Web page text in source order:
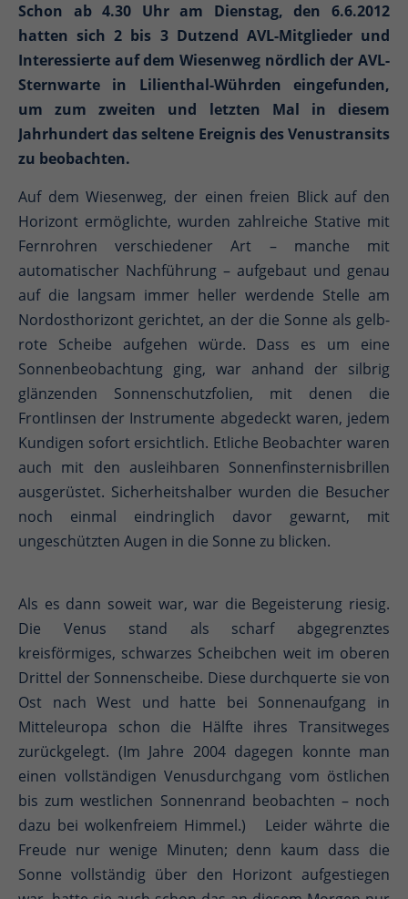
Schon ab 4.30 Uhr am Dienstag, den 6.6.2012
hatten sich 2 bis 3 Dutzend AVL-Mitglieder und
Interessierte auf dem Wiesenweg nördlich der AVL-
Sternwarte in Lilienthal-Wührden eingefunden,
um zum zweiten und letzten Mal in diesem
Jahrhundert das seltene Ereignis des Venustransits
zu beobachten.
Auf dem Wiesenweg, der einen freien Blick auf den
Horizont ermöglichte, wurden zahlreiche Stative mit
Fernrohren verschiedener Art – manche mit
automatischer Nachführung – aufgebaut und genau
auf die langsam immer heller werdende Stelle am
Nordosthorizont gerichtet, an der die Sonne als gelb-
rote Scheibe aufgehen würde. Dass es um eine
Sonnenbeobachtung ging, war anhand der silbrig
glänzenden Sonnenschutzfolien, mit denen die
Frontlinsen der Instrumente abgedeckt waren, jedem
Kundigen sofort ersichtlich. Etliche Beobachter waren
auch mit den ausleihbaren Sonnenfinsternisbrillen
ausgerüstet. Sicherheitshalber wurden die Besucher
noch einmal eindringlich davor gewarnt, mit
ungeschützten Augen in die Sonne zu blicken.
Als es dann soweit war, war die Begeisterung riesig.
Die Venus stand als scharf abgegrenztes
kreisförmiges, schwarzes Scheibchen weit im oberen
Drittel der Sonnenscheibe. Diese durchquerte sie von
Ost nach West und hatte bei Sonnenaufgang in
Mitteleuropa schon die Hälfte ihres Transitweges
zurückgelegt. (Im Jahre 2004 dagegen konnte man
einen vollständigen Venusdurchgang vom östlichen
bis zum westlichen Sonnenrand beobachten – noch
dazu bei wolkenfreiem Himmel.) Leider währte die
Freude nur wenige Minuten; denn kaum dass die
Sonne vollständig über den Horizont aufgestiegen